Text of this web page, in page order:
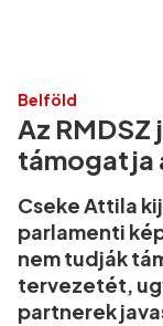
Belföld
Az
támogatja
Cseke Attila
parlamenti
nem tudják
tervezetét,